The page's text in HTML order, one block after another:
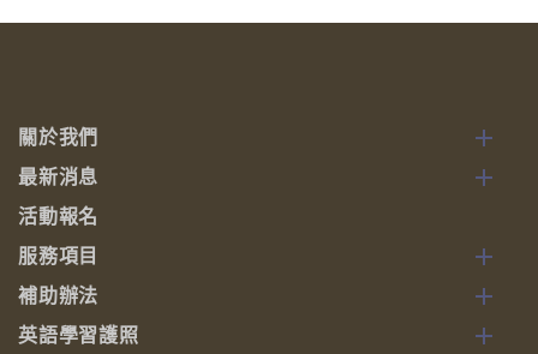
關於我們
最新消息
活動報名
服務項目
補助辦法
英語學習護照